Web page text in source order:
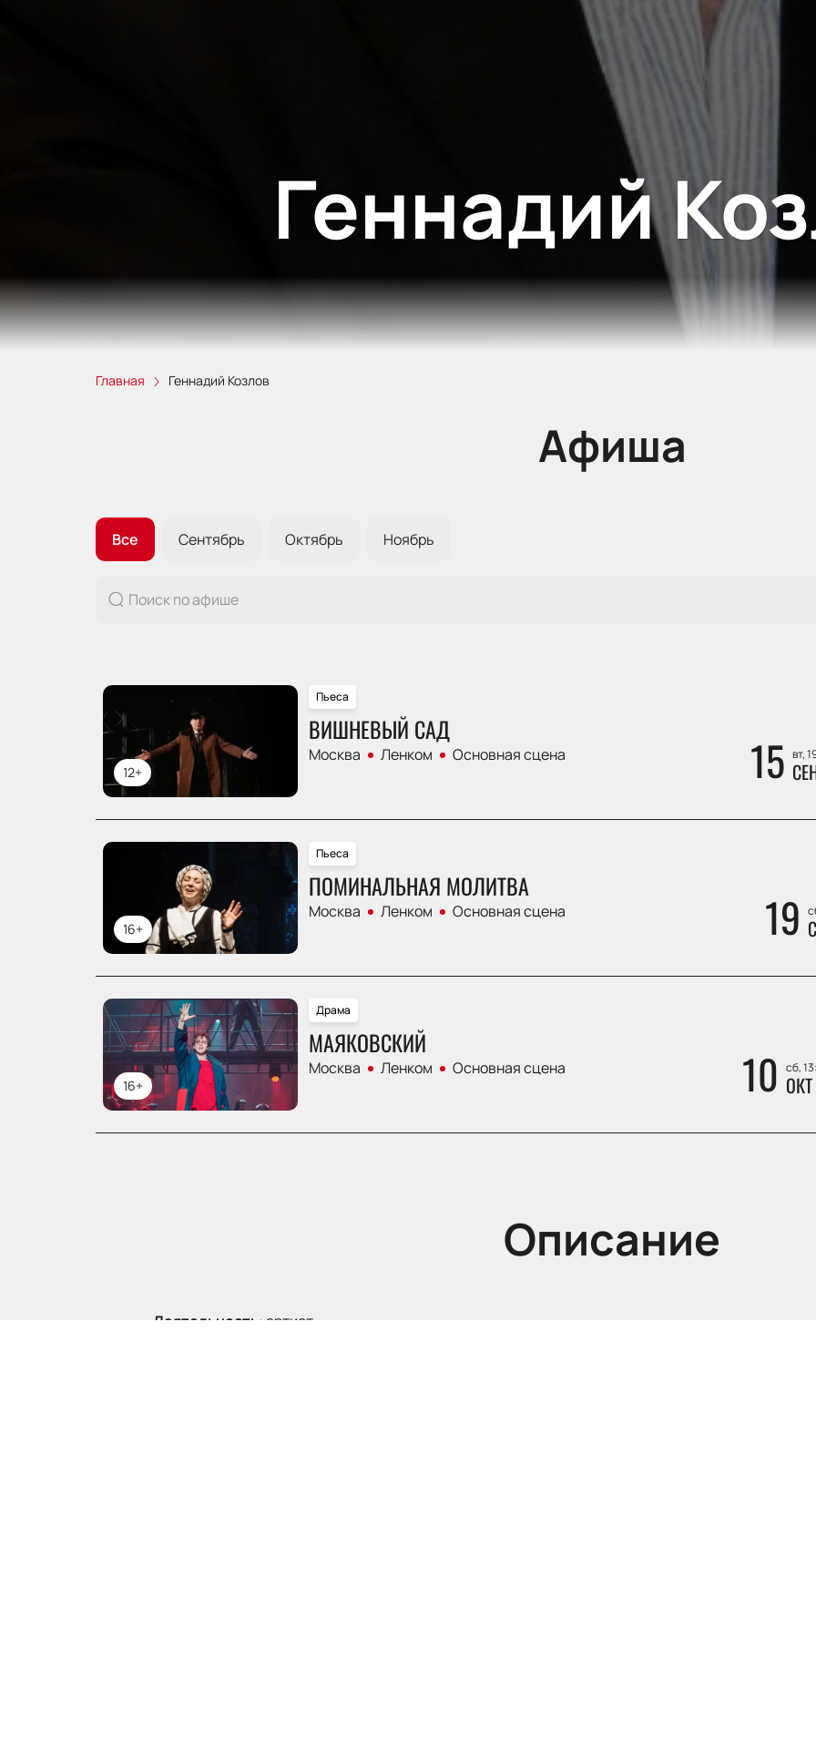
Геннадий
Главная Геннадий Козлов
Афиша
Все Сентябрь Октябрь Ноябрь
12+
Пьеса
ВИШНЕВЫЙ САД
Москва Ленком Основная сцена 15 вт,
16+
Пьеса
ПОМИНАЛЬНАЯ МОЛИТВА
Москва Ленком Основная сцена 19
16+
Драма
МАЯКОВСКИЙ
Москва Ленком Основная сцена 10 сб,
ОКТ
Описание
Деятельность : артист